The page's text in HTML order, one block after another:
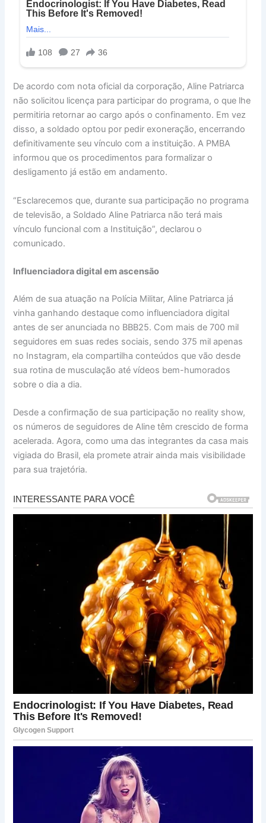
De acordo com nota oficial da corporação, Aline Patriarca
não solicitou licença para participar do programa, o que lhe
permitiria retornar ao cargo após o confinamento. Em vez
disso, a soldado optou por pedir exoneração, encerrando
definitivamente seu vínculo com a instituição. A PMBA
informou que os procedimentos para formalizar o
desligamento já estão em andamento.
“Esclarecemos que, durante sua participação no programa
de televisão, a Soldado Aline Patriarca não terá mais
vínculo funcional com a Instituição”, declarou o
comunicado.
Influenciadora digital em ascensão
Além de sua atuação na Polícia Militar, Aline Patriarca já
vinha ganhando destaque como influenciadora digital
antes de ser anunciada no BBB25. Com mais de 700 mil
seguidores em suas redes sociais, sendo 375 mil apenas
no Instagram, ela compartilha conteúdos que vão desde
sua rotina de musculação até vídeos bem-humorados
sobre o dia a dia.
Desde a confirmação de sua participação no reality show,
os números de seguidores de Aline têm crescido de forma
acelerada. Agora, como uma das integrantes da casa mais
vigiada do Brasil, ela promete atrair ainda mais visibilidade
para sua trajetória.